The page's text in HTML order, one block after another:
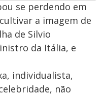
se perdendo em
a imagem de
de Silvio
da Itália, e
individualista,
não